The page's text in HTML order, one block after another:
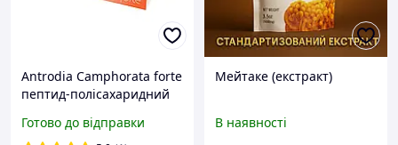
Antrodia Camphorata forte
пептид-полісахаридний
імуномодулятор,
Готово до відправки
Мейтаке (екстракт)
В наявності